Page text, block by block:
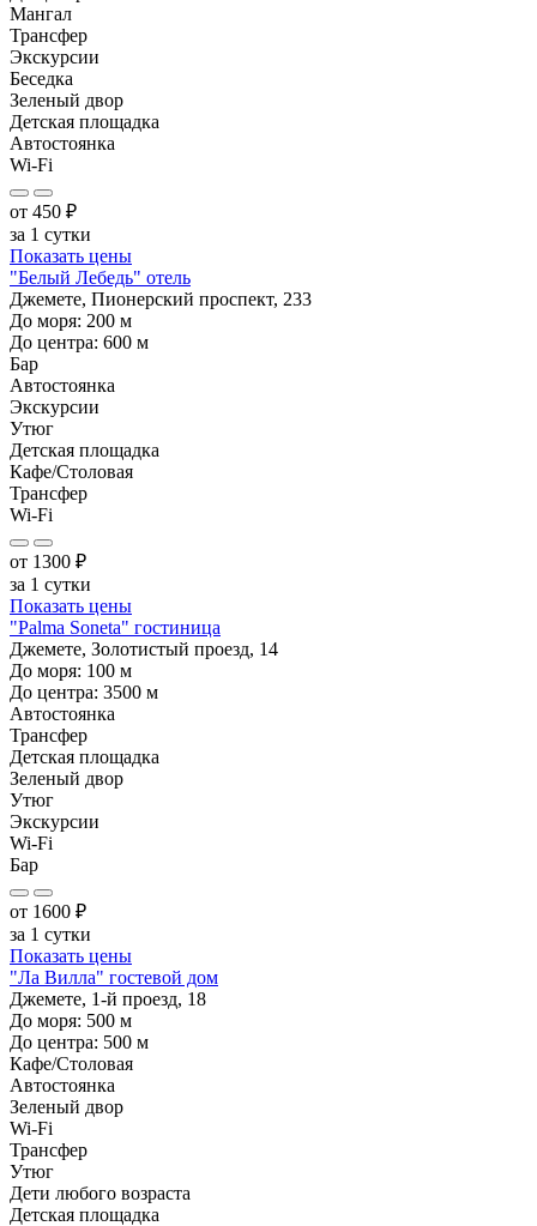
Мангал
Трансфер
Экскурсии
Беседка
Зеленый двор
Детская площадка
Автостоянка
Wi-Fi
от 450 ₽
за 1 сутки
Показать цены
"Белый Лебедь" отель
Джемете, Пионерский проспект, 233
До моря: 200 м
До центра: 600 м
Бар
Автостоянка
Экскурсии
Утюг
Детская площадка
Кафе/Столовая
Трансфер
Wi-Fi
от 1300 ₽
за 1 сутки
Показать цены
"Palma Soneta" гостиница
Джемете, Золотистый проезд, 14
До моря: 100 м
До центра: 3500 м
Автостоянка
Трансфер
Детская площадка
Зеленый двор
Утюг
Экскурсии
Wi-Fi
Бар
от 1600 ₽
за 1 сутки
Показать цены
"Ла Вилла" гостевой дом
Джемете, 1-й проезд, 18
До моря: 500 м
До центра: 500 м
Кафе/Столовая
Автостоянка
Зеленый двор
Wi-Fi
Трансфер
Утюг
Дети любого возраста
Детская площадка